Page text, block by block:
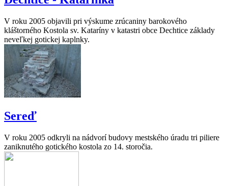
V roku 2005 objavili pri výskume zrúcaniny barokového
kláštorného Kostola sv. Kataríny v katastri obce Dechtice základy
neveľkej gotickej kaplnky.
Sereď
V roku 2005 odkryli na nádvorí budovy mestského úradu tri piliere
zaniknutého gotického kostola zo 14. storočia.